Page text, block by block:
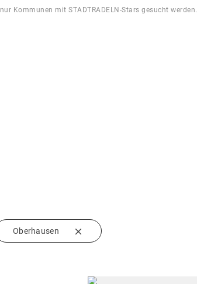
Kommunen mit STADTRADELN-Stars gesucht werden.
Oberhausen